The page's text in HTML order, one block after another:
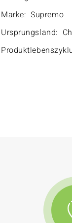
Marke: Supremo
Ursprungsland: